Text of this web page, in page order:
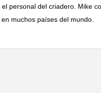
personal del criadero. Mike
muchos países del mundo.